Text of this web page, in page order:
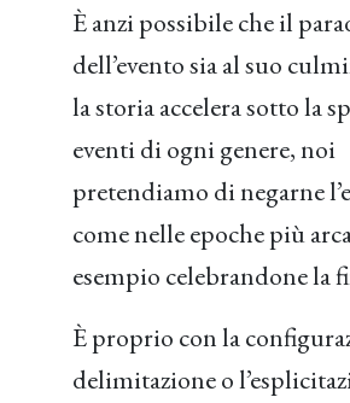
È anzi possibile che il
dell’evento sia al suo
la storia accelera sotto la
eventi di ogni genere, noi
pretendiamo di negarne
come nelle epoche più
esempio celebrandone la
È proprio con la
delimitazione o